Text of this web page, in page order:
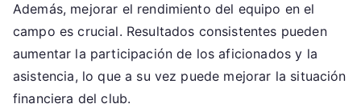
Además, mejorar el rendimiento del equipo en el
campo es crucial. Resultados consistentes pueden
aumentar la participación de los aficionados y la
asistencia, lo que a su vez puede mejorar la situación
financiera del club.